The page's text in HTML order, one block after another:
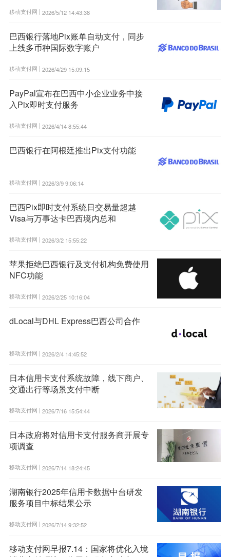
移动支付网 | 2026/5/12 14:43:38
巴西银行落地Pix账单自动支付，同步
上线多币种国际数字账户
移动支付网 | 2026/4/29 15:09:15
PayPal宣布在巴西中小企业业务中接
入Pix即时支付服务
移动支付网 | 2026/4/14 8:55:44
巴西银行在阿根廷推出Pix支付功能
移动支付网 | 2026/3/9 9:06:14
巴西Pix即时支付系统日交易量超越
Visa与万事达卡巴西境内总和
移动支付网 | 2026/3/2 15:55:22
苹果拒绝巴西银行及支付机构免费使用
NFC功能
移动支付网 | 2026/2/25 10:16:04
dLocal与DHL Express巴西公司合作
移动支付网 | 2026/2/4 14:45:52
日本信用卡支付系统故障，线下商户、
交通出行等场景支付中断
移动支付网 | 2026/7/16 15:54:44
日本政府将对信用卡支付服务商开展专
项调查
移动支付网 | 2026/7/14 18:24:45
湖南银行2025年信用卡数据中台研发
服务项目中标结果公示
移动支付网 | 2026/7/14 9:32:52
移动支付网早报7.14：国家将优化入境